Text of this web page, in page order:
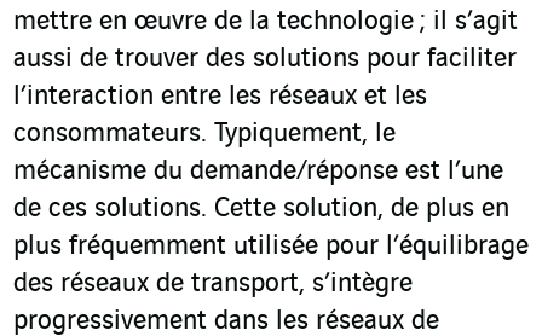
mettre en œuvre de la technologie ; il s’agit
aussi de trouver des solutions pour faciliter
l’interaction entre les réseaux et les
consommateurs. Typiquement, le
mécanisme du demande/réponse est l’une
de ces solutions. Cette solution, de plus en
plus fréquemment utilisée pour l’équilibrage
des réseaux de transport, s’intègre
progressivement dans les réseaux de